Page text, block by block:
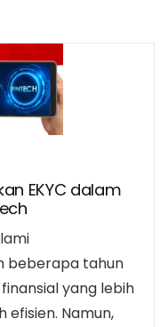
EKYC dalam
beberapa tahun
yang lebih
efisien. Namun,